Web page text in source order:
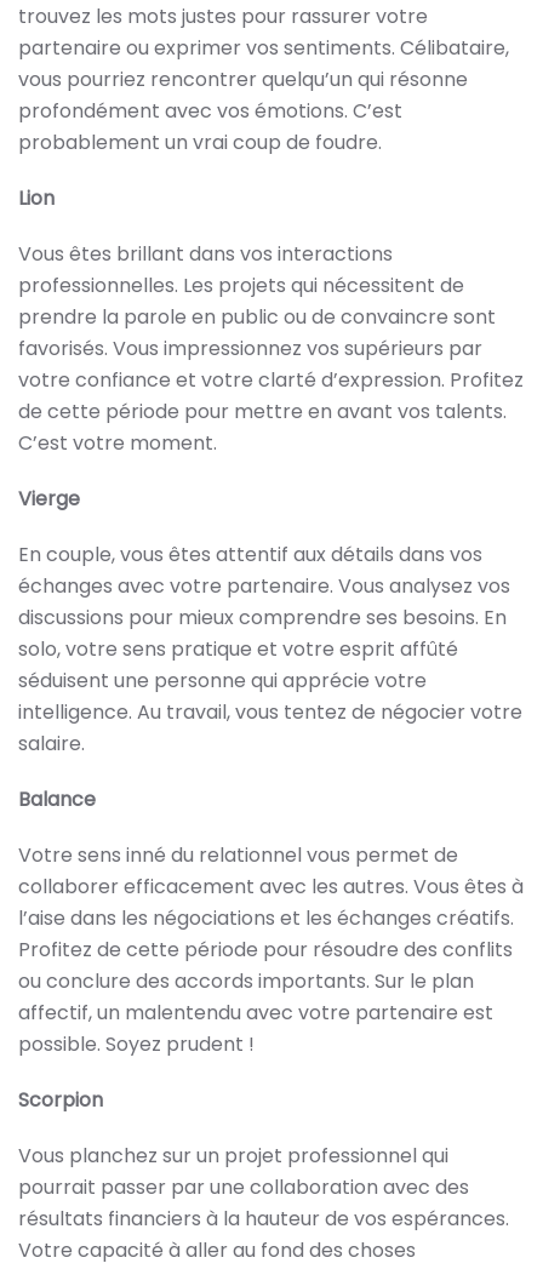
trouvez les mots justes pour rassurer votre
partenaire ou exprimer vos sentiments. Célibataire,
vous pourriez rencontrer quelqu’un qui résonne
profondément avec vos émotions. C’est
probablement un vrai coup de foudre.
Lion
Vous êtes brillant dans vos interactions
professionnelles. Les projets qui nécessitent de
prendre la parole en public ou de convaincre sont
favorisés. Vous impressionnez vos supérieurs par
votre confiance et votre clarté d’expression. Profitez
de cette période pour mettre en avant vos talents.
C’est votre moment.
Vierge
En couple, vous êtes attentif aux détails dans vos
échanges avec votre partenaire. Vous analysez vos
discussions pour mieux comprendre ses besoins. En
solo, votre sens pratique et votre esprit affûté
séduisent une personne qui apprécie votre
intelligence. Au travail, vous tentez de négocier votre
salaire.
Balance
Votre sens inné du relationnel vous permet de
collaborer efficacement avec les autres. Vous êtes à
l’aise dans les négociations et les échanges créatifs.
Profitez de cette période pour résoudre des conflits
ou conclure des accords importants. Sur le plan
affectif, un malentendu avec votre partenaire est
possible. Soyez prudent !
Scorpion
Vous planchez sur un projet professionnel qui
pourrait passer par une collaboration avec des
résultats financiers à la hauteur de vos espérances.
Votre capacité à aller au fond des choses